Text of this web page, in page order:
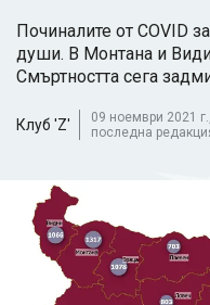
Починалите от COVID
души. В Монтана и
Смъртността сега
Клуб 'Z'
09 ноември 2021
последна